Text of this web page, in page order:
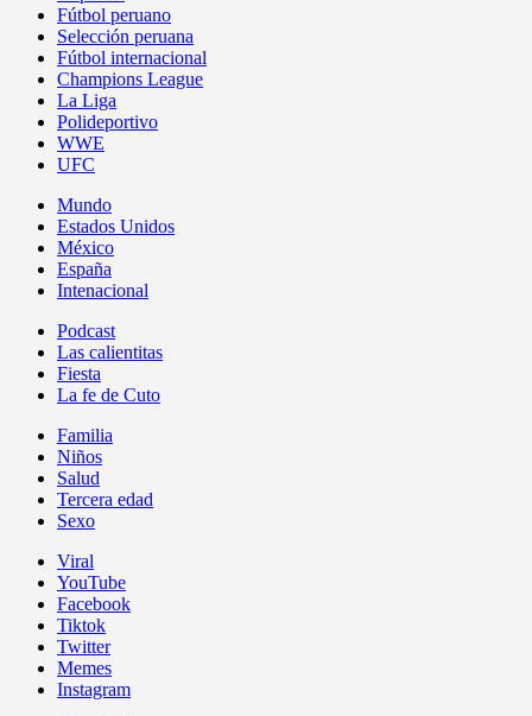
Fútbol peruano
Selección peruana
Fútbol internacional
Champions League
La Liga
Polideportivo
WWE
UFC
Mundo
Estados Unidos
México
España
Intenacional
Podcast
Las calientitas
Fiesta
La fe de Cuto
Familia
Niños
Salud
Tercera edad
Sexo
Viral
YouTube
Facebook
Tiktok
Twitter
Memes
Instagram